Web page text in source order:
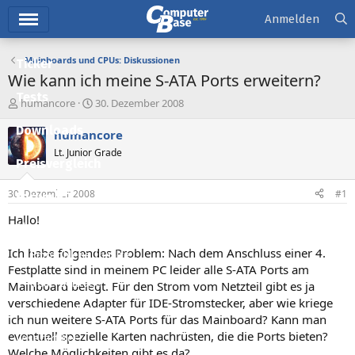
Ticker
Tests
Downloads
Preisvergleich
Forum
Aktuelles
Empfohlene Inhalte
Neue Beiträge
Neueste Aktivitäten
Leserartikel
Anmelden
Mainboards und CPUs: Diskussionen
Wie kann ich meine S-ATA Ports erweitern?
E
s
t
e
e
r
humancore
E
s
e
t
30. Dezember 2008
humancore
Lt. Junior Grade
30. Dezember 2008 #1
Hallo!
Ich habe folgendes Problem: Nach dem Anschluss einer 4.
Festplatte sind in meinem PC leider alle S-ATA Ports am
Mainboard belegt. Für den Strom vom Netzteil gibt es ja
verschiedene Adapter für IDE-Stromstecker, aber wie kriege
ich nun weitere S-ATA Ports für das Mainboard? Kann man
eventuell spezielle Karten nachrüsten, die die Ports bieten?